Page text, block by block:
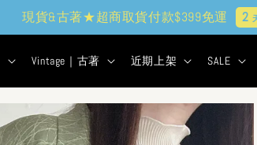
現貨&古著★超商取貨付款$399免運 2
Vintage｜古著 近期上架 SALE